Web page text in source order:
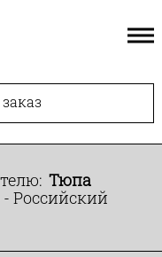
Тюпа
- Российский